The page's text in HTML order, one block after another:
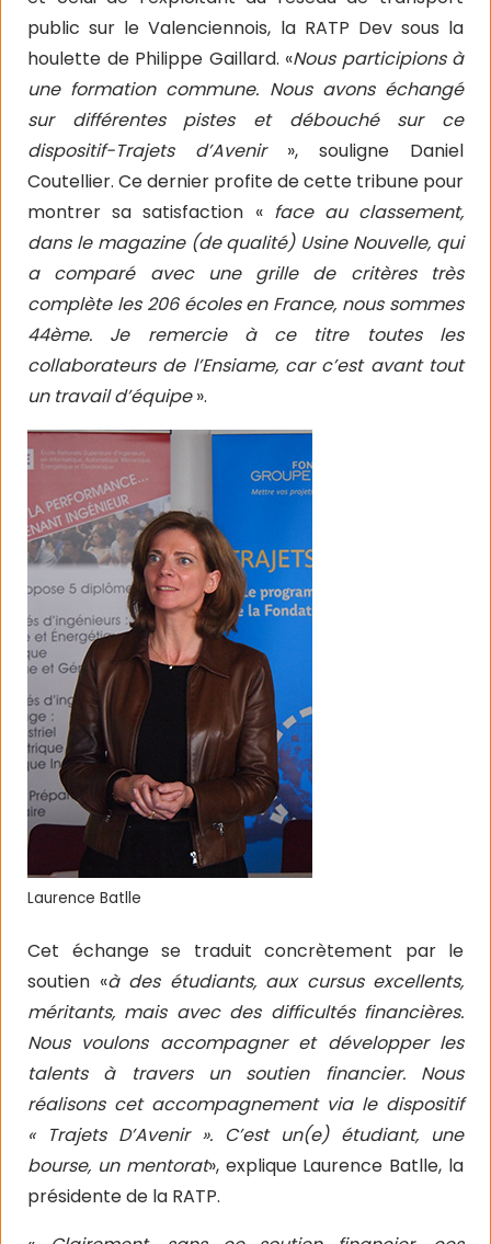
public sur le Valenciennois, la RATP Dev sous la
houlette de Philippe Gaillard. «Nous participions à
une formation commune. Nous avons échangé
sur différentes pistes et débouché sur ce
dispositif-Trajets d’Avenir », souligne Daniel
Coutellier. Ce dernier profite de cette tribune pour
montrer sa satisfaction « face au classement,
dans le magazine (de qualité) Usine Nouvelle, qui
a comparé avec une grille de critères très
complète les 206 écoles en France, nous sommes
44ème. Je remercie à ce titre toutes les
collaborateurs de l’Ensiame, car c’est avant tout
un travail d’équipe».
Laurence Batlle
Cet échange se traduit concrètement par le
soutien «à des étudiants, aux cursus excellents,
méritants, mais avec des difficultés financières.
Nous voulons accompagner et développer les
talents à travers un soutien financier. Nous
réalisons cet accompagnement via le dispositif
« Trajets D’Avenir ». C’est un(e) étudiant, une
bourse, un mentorat», explique Laurence Batlle, la
présidente de la RATP.